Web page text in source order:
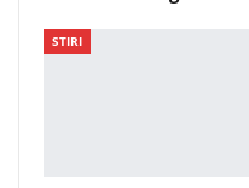
STIRI